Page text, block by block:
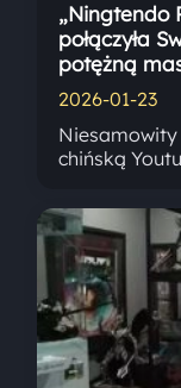
„Ningtendo
połączyła
potężną
2026-01-23
Niesamowity
chińską